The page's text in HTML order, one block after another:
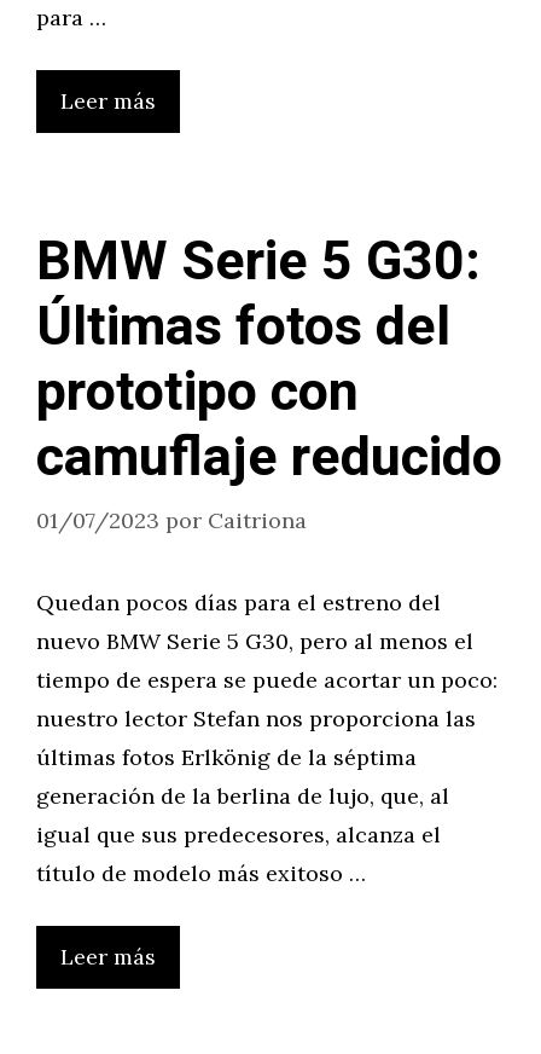
para …
Leer más
BMW Serie 5 G30:
Últimas fotos del
prototipo con
camuflaje reducido
01/07/2023 por Caitriona
Quedan pocos días para el estreno del
nuevo BMW Serie 5 G30, pero al menos el
tiempo de espera se puede acortar un poco:
nuestro lector Stefan nos proporciona las
últimas fotos Erlkönig de la séptima
generación de la berlina de lujo, que, al
igual que sus predecesores, alcanza el
título de modelo más exitoso …
Leer más